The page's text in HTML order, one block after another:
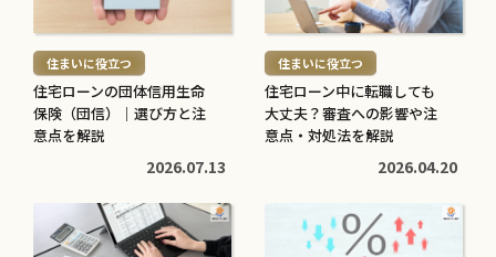
き
を
読
む
>子育てに役立つ
高校生でも口座開設でき
意点をわかりやすく解説
2026.05.12
き
を
読
む
>住まいに役立つ
住宅ローン中に転職しても
2026.04.20
む
> 住まいに役立つ
住宅ローンの団体信用生命
保険（団信）｜選び方と注
意点を解説
2026.07.13
読
む
> 住まいに役立つ
住宅ローン中に転職しても
大丈夫？審査への影響や注
意点・対処法を解説
2026.04.20
き